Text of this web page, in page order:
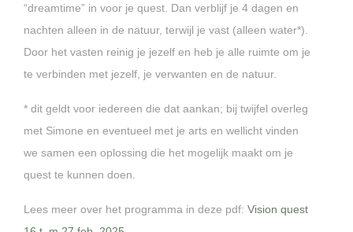
“dreamtime” in voor je quest. Dan verblijf je 4 dagen en
nachten alleen in de natuur, terwijl je vast (alleen water*).
Door het vasten reinig je jezelf en heb je alle ruimte om je
te verbinden met jezelf, je verwanten en de natuur.
* dit geldt voor iedereen die dat aankan; bij twijfel overleg
met Simone en eventueel met je arts en wellicht vinden
we samen een oplossing die het mogelijk maakt om je
quest te kunnen doen.
Lees meer over het programma in deze pdf: Vision quest